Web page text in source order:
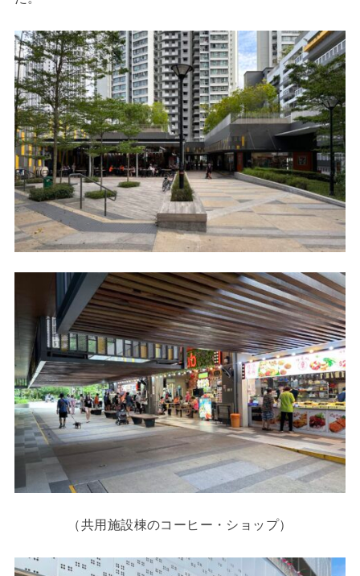
（共用施設棟のコーヒー・ショップ）